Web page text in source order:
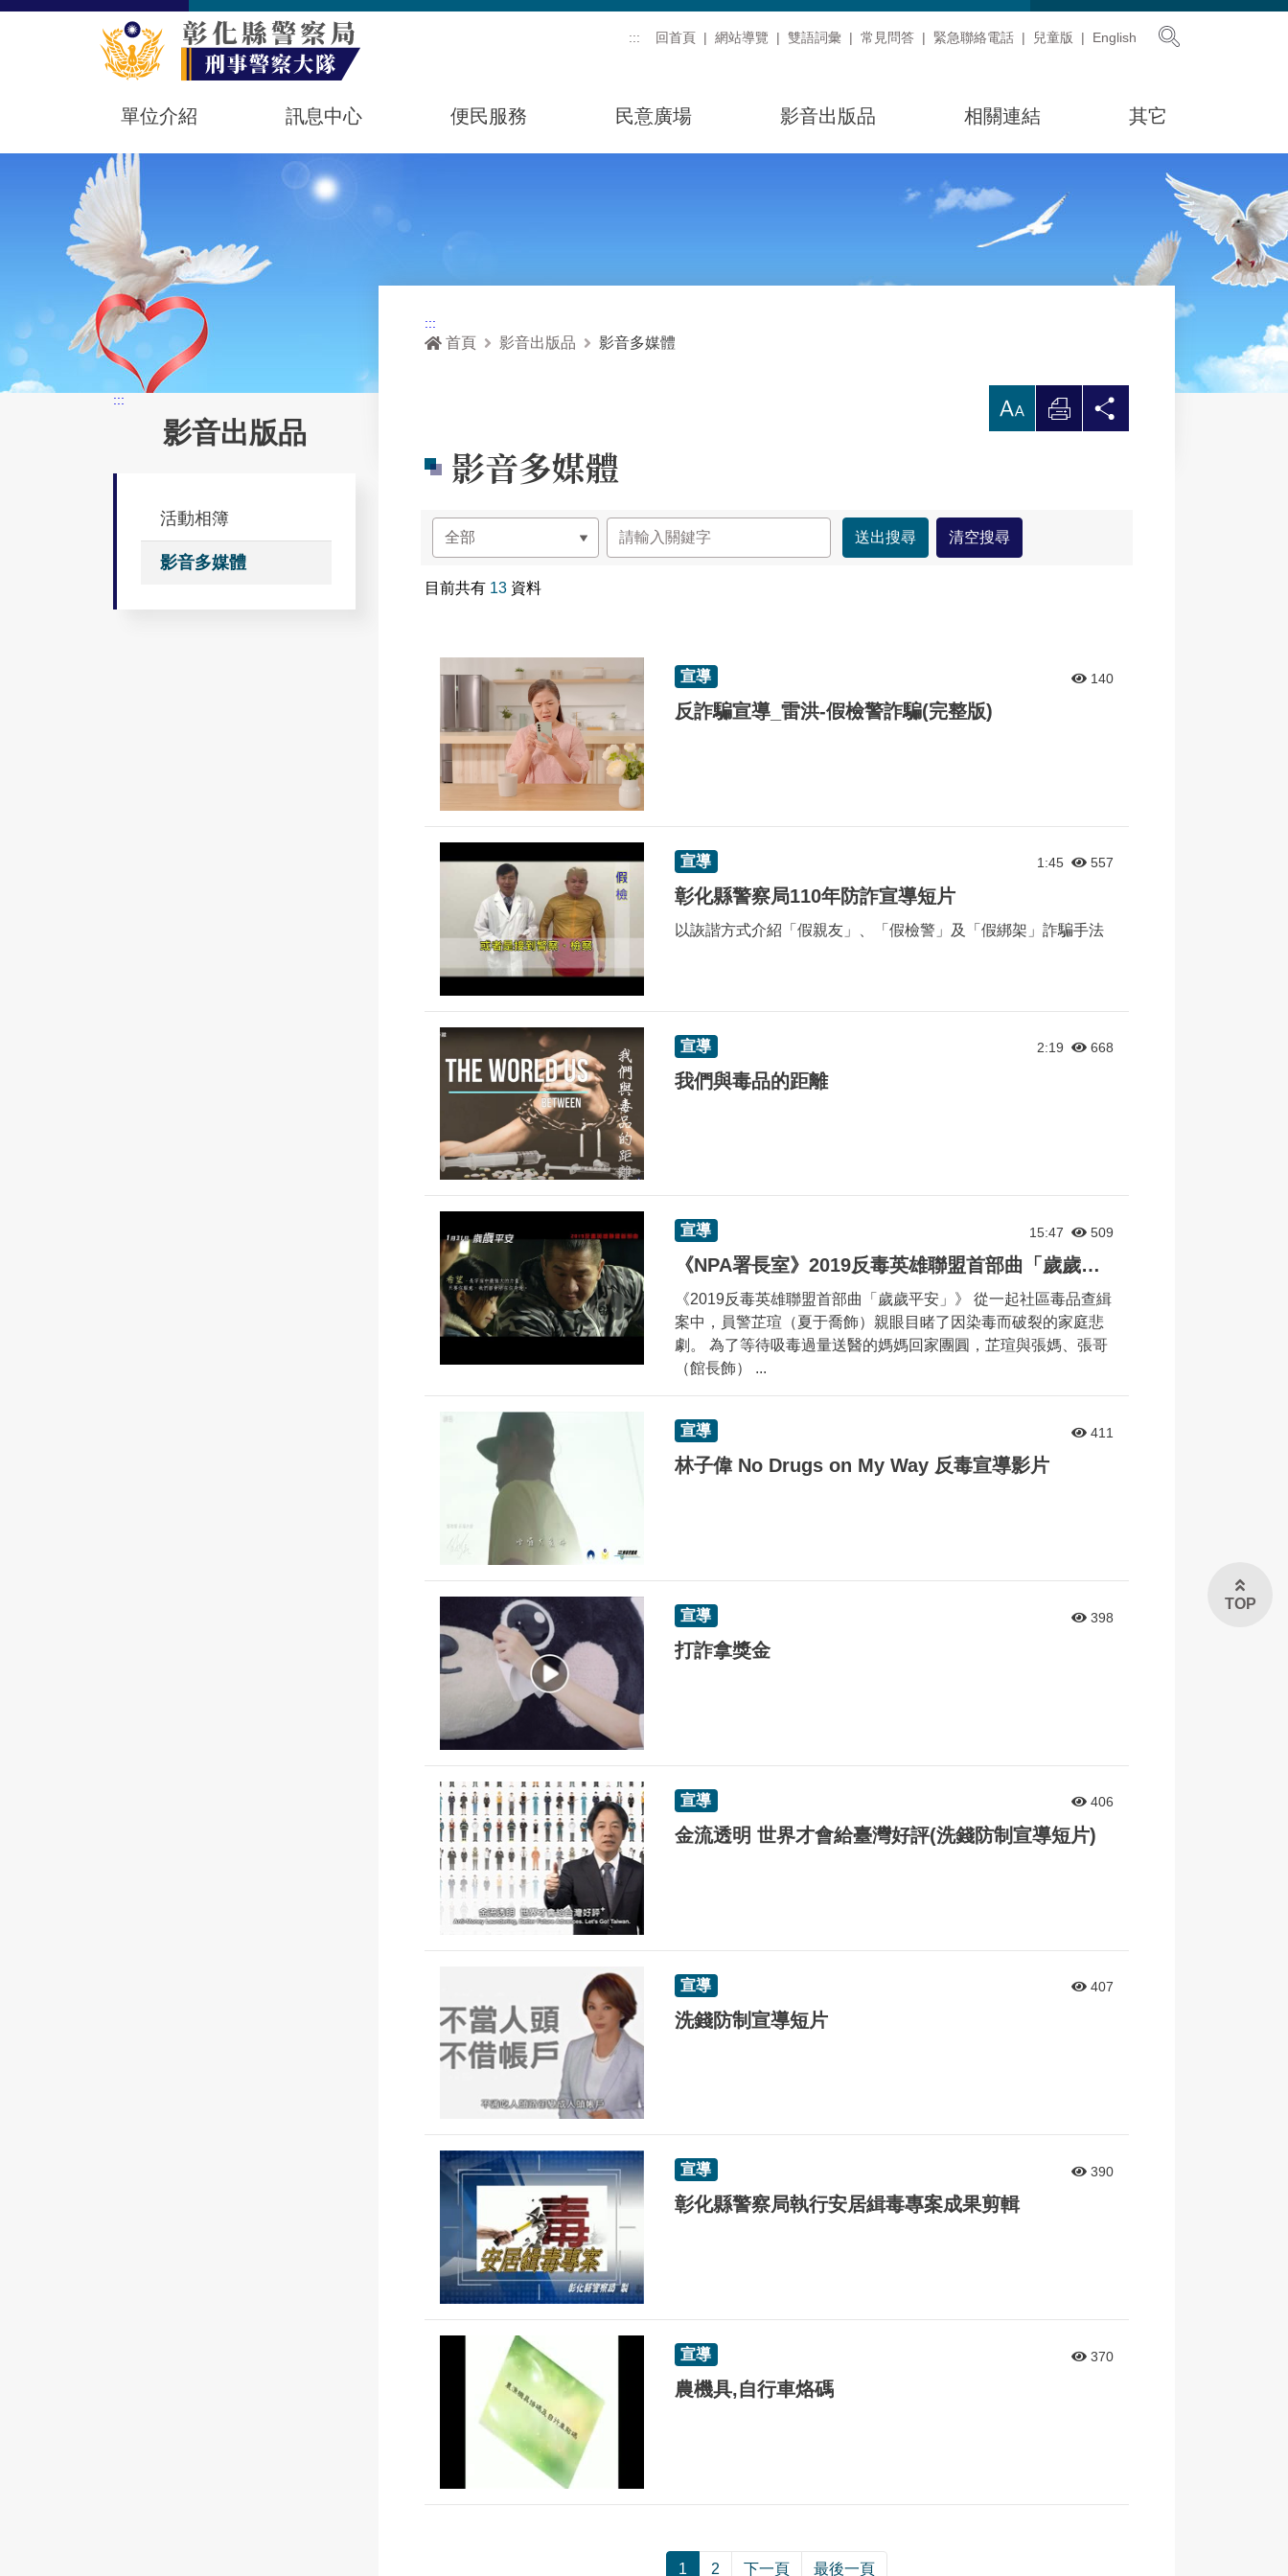
::: 回首頁 網站導覽 雙語詞彙 常見問答 緊急聯絡電話 兒童版 English
單位介紹 訊息中心 便民服務 民意廣場 影音出版品 相關連結 其它
:::
影音出版品
活動相簿
影音多媒體
:::
首頁 影音出版品 影音多媒體
放 列
影音多媒體
目前共有 13 資料
宣導 140
反詐騙宣導_雷洪-假檢警詐騙(完整版)
宣導 1:45 557
彰化縣警察局110年防詐宣導短片
以詼諧方式介紹「假親友」、「假檢警」及「假綁架」詐騙手法
宣導 2:19 668
我們與毒品的距離
宣導 15:47 509
《NPA署長室》2019反毒英雄聯盟首部曲「歲歲平安」ft. 飆捍館長、夏于喬（喬喬）
《2019反毒英雄聯盟首部曲「歲歲平安」》 從一起社區毒品查緝
案中，員警芷瑄（夏于喬飾）親眼目睹了因染毒而破裂的家庭悲
劇。 為了等待吸毒過量送醫的媽媽回家團圓，芷瑄與張媽、張哥
（館長飾） ...
宣導 411
林子偉 No Drugs on My Way 反毒宣導影片
宣導 398
打詐拿獎金
宣導 406
金流透明 世界才會給臺灣好評(洗錢防制宣導短片)
宣導 407
洗錢防制宣導短片
宣導 390
彰化縣警察局執行安居緝毒專案成果剪輯
宣導 370
農機具,自行車烙碼
1 2 下一頁 最後一頁
TOP